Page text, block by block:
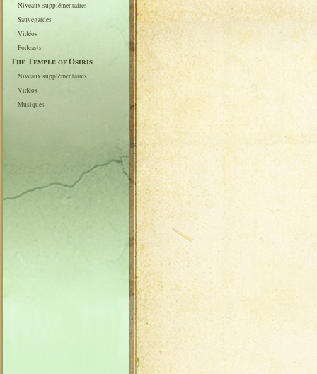
Niveaux supplémentaires
Sauvegardes
Vidéos
Podcasts
The Temple of Osiris
Niveaux supplémentaires
Vidéos
Musiques